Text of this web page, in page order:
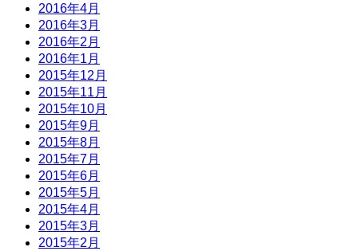
2016年4月
2016年3月
2016年2月
2016年1月
2015年12月
2015年11月
2015年10月
2015年9月
2015年8月
2015年7月
2015年6月
2015年5月
2015年4月
2015年3月
2015年2月